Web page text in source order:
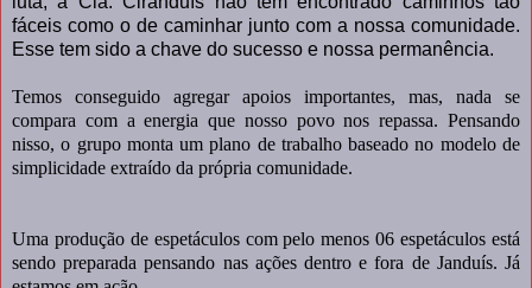
fáceis como o de caminhar junto com a nossa comunidade.
Esse tem sido a chave do sucesso e nossa permanência.
Temos conseguido agregar apoios importantes, mas, nada se
compara com a energia que nosso povo nos repassa. Pensando
nisso, o grupo monta um plano de trabalho baseado no modelo de
simplicidade extraído da própria comunidade.
Uma produção de espetáculos com pelo menos 06 espetáculos está
sendo preparada pensando nas ações dentro e fora de Janduís. Já